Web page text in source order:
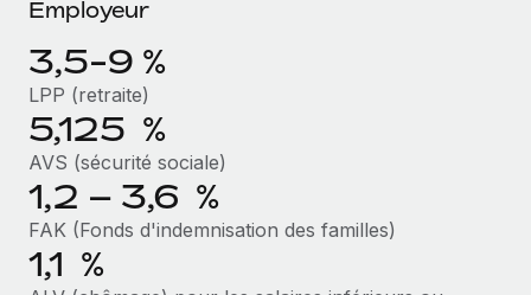
Simplifiez vos processus de présélection des
Remote Watchtower
Gardez un temps d’avance sur les risques en
matière de conformité
Gestion des appareils
Achetez et suivez vos équipements informatiques
dans le monde entier
Comment Weaviate, l'as de l'IA, a développé
ses effectifs de 120 % avec Remote
Weaviate en bref Weaviate crée des infrastructures open
source et AI-first. Sa mission est...
En savoir plus
Voir toutes les ressources
BLOG
Paie multipays
Gestion des freelances
Taxes
Employeur
3,5-9 %
LPP (retraite)
5,125 %
AVS (sécurité sociale)
1,2 – 3,6 %
FAK (Fonds d'indemnisation des familles)
1,1 %